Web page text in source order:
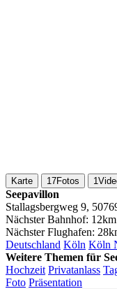
Karte 17Fotos 1
Seepavillon
Stallagsbergweg 9,
Nächster Bahnhof: 12km
Nächster Flughafen:
Deutschland Köln Köln
Weitere Themen für
Hochzeit Privatanlass
Foto Präsentation